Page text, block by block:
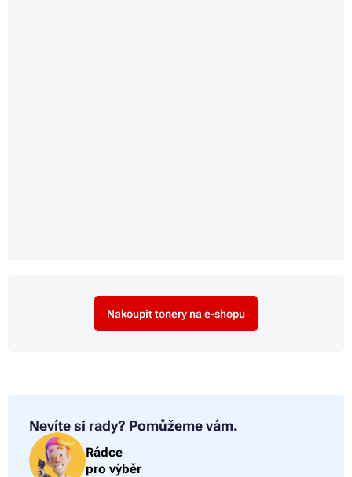
Nakoupit tonery na e-shopu
Nevíte si rady? Pomůžeme vám.
Rádce
pro výběr